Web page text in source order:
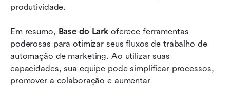
produtividade.
Em resumo, Base do Lark oferece ferramentas
poderosas para otimizar seus fluxos de trabalho de
automação de marketing. Ao utilizar suas
capacidades, sua equipe pode simplificar processos,
promover a colaboração e aumentar